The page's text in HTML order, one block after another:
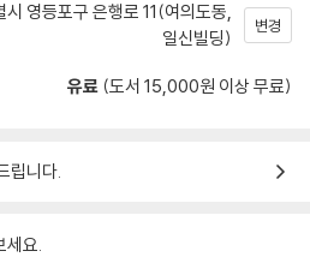
시 영등포구 은행로 11(여의도동,
일신빌딩)
변경
유료 (도서 15,000원 이상 무료)
립니다.
세요.